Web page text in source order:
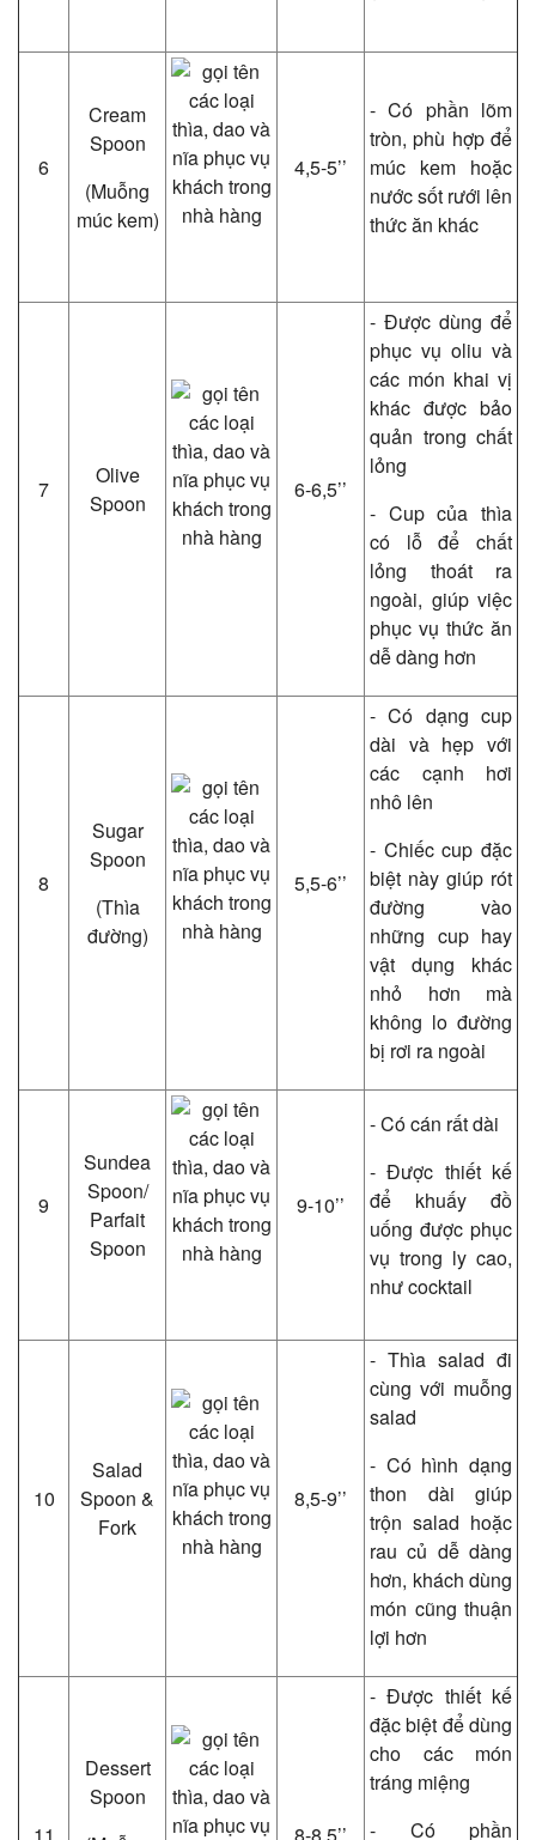
6
Cream
Spoon
(Muỗng
múc kem)
4,5-5’’
- Có phần lõm
tròn, phù hợp để
múc kem hoặc
nước sốt rưới lên
thức ăn khác
7
Olive
Spoon
6-6,5’’
- Được dùng để
phục vụ oliu và
các món khai vị
khác được bảo
quản trong chất
lỏng
- Cup của thìa
có lỗ để chất
lỏng thoát ra
ngoài, giúp việc
phục vụ thức ăn
dễ dàng hơn
8
Sugar
Spoon
(Thìa
đường)
5,5-6’’
- Có dạng cup
dài và hẹp với
các cạnh hơi
nhô lên
- Chiếc cup đặc
biệt này giúp rót
đường vào
những cup hay
vật dụng khác
nhỏ hơn mà
không lo đường
bị rơi ra ngoài
9
Sundea
Spoon/
Parfait
Spoon
9-10’’
- Có cán rất dài
- Được thiết kế
để khuấy đồ
uống được phục
vụ trong ly cao,
như cocktail
10
Salad
Spoon &
Fork
8,5-9’’
- Thìa salad đi
cùng với muỗng
salad
- Có hình dạng
thon dài giúp
trộn salad hoặc
rau củ dễ dàng
hơn, khách dùng
món cũng thuận
lợi hơn
Dessert
Spoon
- Được thiết kế
đặc biệt để dùng
cho các món
tráng miệng
- Có phần